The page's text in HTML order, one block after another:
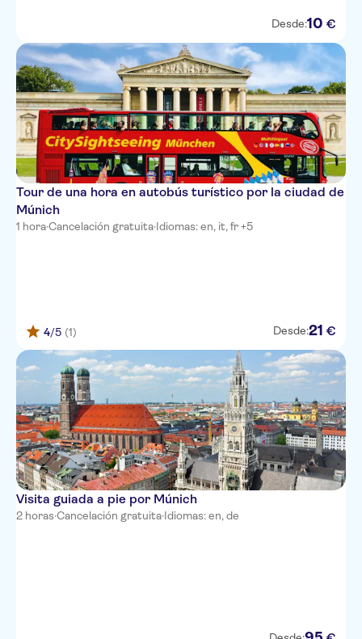
Desde:10 €
Tour de una hora en autobús turístico por la ciudad de
Múnich
1 hora·Cancelación gratuita·Idiomas: en, it, fr +5
4/5 (1) Desde:21 €
Visita guiada a pie por Múnich
2 horas·Cancelación gratuita·Idiomas: en, de